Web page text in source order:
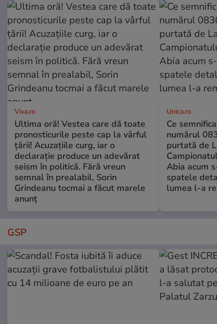
Viva.ro
Ultima oră! Vestea care dă toate
pronosticurile peste cap la vârful
țării! Acuzațiile curg, iar o
declarație produce un adevărat
seism în politică. Fără vreun
semnal în prealabil, Sorin
Grindeanu tocmai a făcut marele
anunț
Unica.ro
Ce
numărul
purtată de
Abia acum
spatele
lumea l-a
GSP